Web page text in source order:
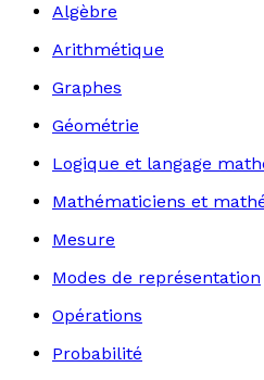
Algèbre
Arithmétique
Graphes
Géométrie
Logique et langage
Mathématiciens et
Mesure
Modes de représentation
Opérations
Probabilité